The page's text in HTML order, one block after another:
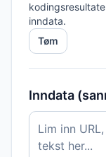
inndata.
Tøm
Inndata